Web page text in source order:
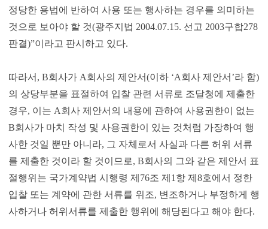
정당한 용법에 반하여 사용 또는 행사하는 경우를 의미하는
것으로 보아야 할 것(광주지법 2004.07.15. 선고 2003구합278
판결)”이라고 판시하고 있다.
따라서, B회사가 A회사의 제안서(이하 ‘A회사 제안서’라 함)
의 상당부분을 표절하여 입찰 관련 서류로 조달청에 제출한
경우, 이는 A회사 제안서의 내용에 관하여 사용권한이 없는
B회사가 마치 작성 및 사용권한이 있는 것처럼 가장하여 행
사한 것일 뿐만 아니라, 그 자체로서 사실과 다른 허위 서류
를 제출한 것이라 할 것이므로, B회사의 그와 같은 제안서 표
절행위는 국가계약법 시행령 제76조 제1항 제8호에서 정한
입찰 또는 계약에 관한 서류를 위조, 변조하거나 부정하게 행
사하거나 허위서류를 제출한 행위에 해당된다고 해야 한다.